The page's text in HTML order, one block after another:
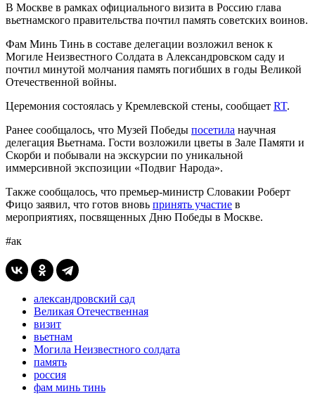
В Москве в рамках официального визита в Россию глава
вьетнамского правительства почтил память советских воинов.
Фам Минь Тинь в составе делегации возложил венок к
Могиле Неизвестного Солдата в Александровском саду и
почтил минутой молчания память погибших в годы Великой
Отечественной войны.
Церемония состоялась у Кремлевской стены, сообщает RT.
Ранее сообщалось, что Музей Победы посетила научная
делегация Вьетнама. Гости возложили цветы в Зале Памяти и
Скорби и побывали на экскурсии по уникальной
иммерсивной экспозиции «Подвиг Народа».
Также сообщалось, что премьер-министр Словакии Роберт
Фицо заявил, что готов вновь принять участие в
мероприятиях, посвященных Дню Победы в Москве.
#ак
александровский сад
Великая Отечественная
визит
вьетнам
Могила Неизвестного солдата
память
россия
фам минь тинь